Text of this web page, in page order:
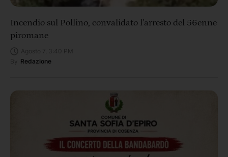
Incendio sul Pollino, convalidato l’arresto del 56enne
piromane
Redazione